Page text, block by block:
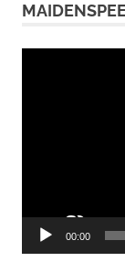
00:00